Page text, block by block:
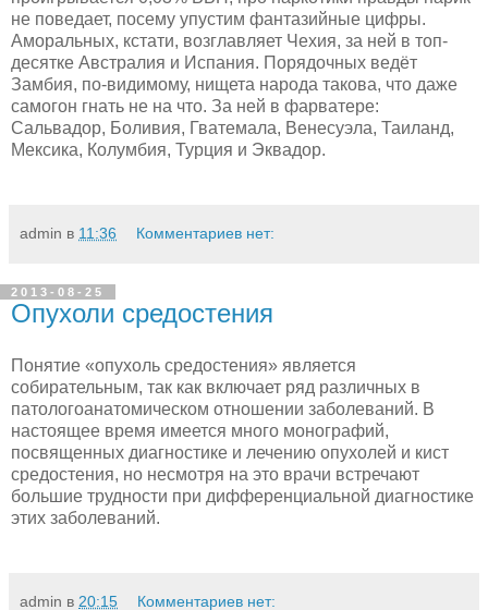
не поведает, посему упустим фантазийные цифры.
Аморальных, кстати, возглавляет Чехия, за ней в топ-
десятке Австралия и Испания. Порядочных ведёт
Замбия, по-видимому, нищета народа такова, что даже
самогон гнать не на что. За ней в фарватере:
Сальвадор, Боливия, Гватемала, Венесуэла, Таиланд,
Мексика, Колумбия, Турция и Эквадор.
admin в 11:36 Комментариев нет:
2013-08-25
Опухоли средостения
Понятие «опухоль средостения» является
собирательным, так как включает ряд различных в
патологоанатомическом отноше­нии заболеваний. В
настоящее время имеется много монографий,
посвященных диагностике и лечению опухолей и кист
средостения, но несмотря на это врачи встречают
большие трудности при дифференциальной диаг­ностике
этих заболеваний.
admin в 20:15 Комментариев нет: